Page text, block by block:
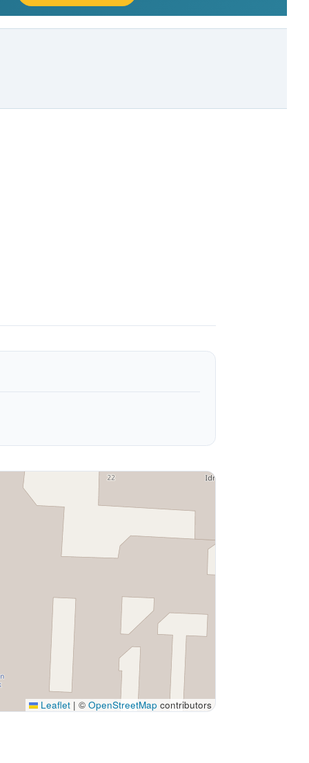
Leaflet | © OpenStreetMap contributors